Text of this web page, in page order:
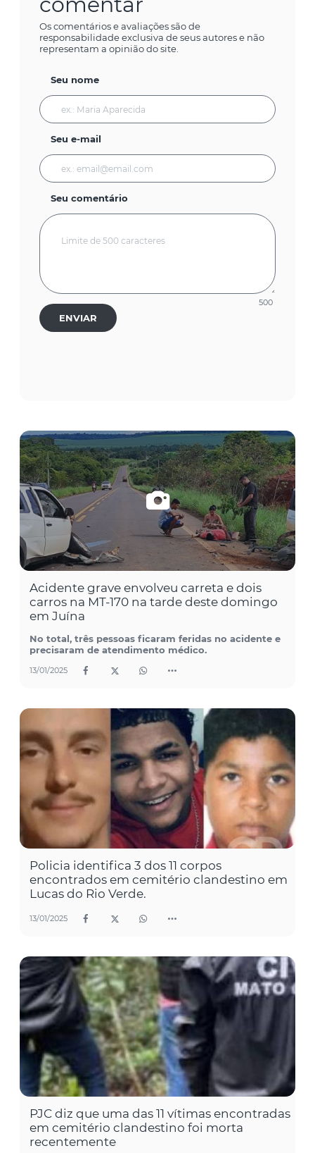
Os comentários e avaliações são de
responsabilidade exclusiva de seus autores e não
representam a opinião do site.
Seu nome
Seu e-mail
Seu comentário
500
ENVIAR
Acidente grave envolveu carreta e dois
carros na MT-170 na tarde deste domingo
em Juína
No total, três pessoas ficaram feridas no acidente e
precisaram de atendimento médico.
13/01/2025
Policia identifica 3 dos 11 corpos
encontrados em cemitério clandestino em
Lucas do Rio Verde.
13/01/2025
PJC diz que uma das 11 vítimas encontradas
em cemitério clandestino foi morta
recentemente